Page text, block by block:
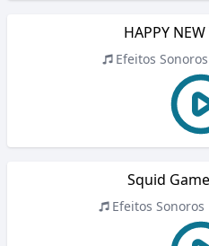
HAPPY
Efeitos Sonoros
Squid
Efeitos Sonoros